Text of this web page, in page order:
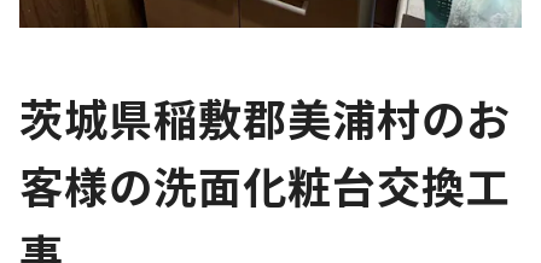
茨城県稲敷郡美浦村のお
客様の洗面化粧台交換工